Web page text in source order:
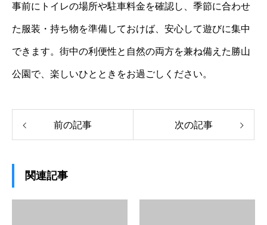
事前にトイレの場所や駐車料金を確認し、季節に合わせ
た服装・持ち物を準備しておけば、安心して遊びに集中
できます。街中の利便性と自然の両方を兼ね備えた勝山
公園で、楽しいひとときをお過ごしください。
前の記事 次の記事
関連記事